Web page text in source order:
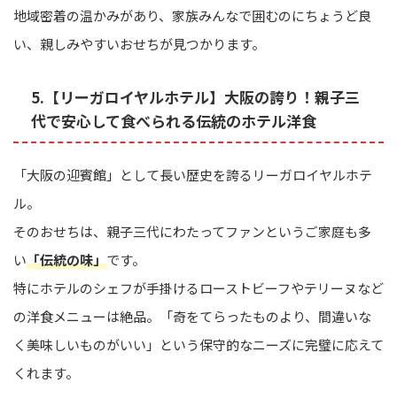
地域密着の温かみがあり、家族みんなで囲むのにちょうど良
い、親しみやすいおせちが見つかります。
5.【リーガロイヤルホテル】大阪の誇り！親子三
代で安心して食べられる伝統のホテル洋食
「大阪の迎賓館」として長い歴史を誇るリーガロイヤルホテ
ル。
そのおせちは、親子三代にわたってファンというご家庭も多
い「伝統の味」です。
特にホテルのシェフが手掛けるローストビーフやテリーヌなど
の洋食メニューは絶品。「奇をてらったものより、間違いな
く美味しいものがいい」という保守的なニーズに完璧に応えて
くれます。